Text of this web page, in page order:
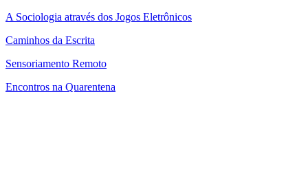
A Sociologia através dos Jogos Eletrônicos
Caminhos da Escrita
Sensoriamento Remoto
Encontros na Quarentena